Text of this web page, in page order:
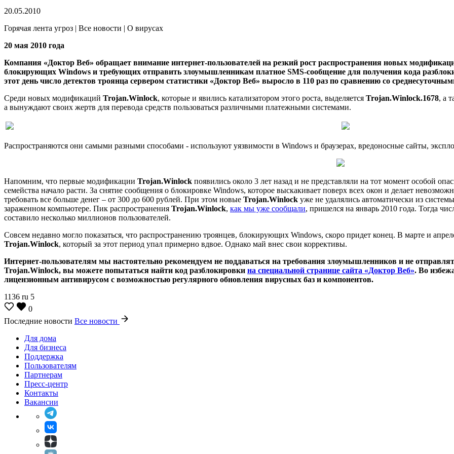
20.05.2010
Горячая лента угроз | Все новости | О вирусах
20 мая 2010 года
Компания «Доктор Веб» обращает внимание интернет-пользователей на резкий рост распространения новых
блокирующих Windows и требующих отправить злоумышленникам платное SMS-сообщение для получения кода
этот день число детектов троянца сервером статистики «Доктор Веб» выросло в 110 раз по сравнению со
Среди новых модификаций Trojan.Winlock, которые и явились катализатором этого роста, выделяется Trojan.Winlock.1678, а
а вынуждают своих жертв для перевода средств пользоваться различными платежными системами.
Распространяются они самыми разными способами - используют уязвимости в Windows и браузерах, вредоносные сайты,
Напомним, что первые модификации Trojan.Winlock появились около 3 лет назад и не представляли на тот момент особой
семейства начало расти. За снятие сообщения о блокировке Windows, которое выскакивает поверх всех окон и делает
требовать все больше денег – от 300 до 600 рублей. При этом новые Trojan.Winlock уже не удалялись автоматически из
зараженном компьютере. Пик распространения Trojan.Winlock, как мы уже сообщали, пришелся на январь 2010 года. Тогда
составило несколько миллионов пользователей.
Совсем недавно могло показаться, что распространению троянцев, блокирующих Windows, скоро придет конец. В марте и
Trojan.Winlock, который за этот период упал примерно вдвое. Однако май внес свои коррективы.
Интернет-пользователям мы настоятельно рекомендуем не поддаваться на требования злоумышленников и не
Trojan.Winlock, вы можете попытаться найти код разблокировки на специальной странице сайта «Доктор Веб». Во
лицензионным антивирусом с возможностью регулярного обновления вирусных баз и компонентов.
1136 ru 5
0
Последние новости Все новости
Для дома
Для бизнеса
Поддержка
Пользователям
Партнерам
Пресс-центр
Контакты
Вакансии